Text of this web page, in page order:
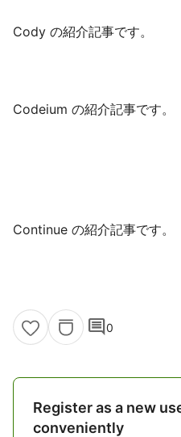
Cody の紹介記事です。
Codeium の紹介記事です。
Continue の紹介記事です。
comment0
Register as a new
conveniently